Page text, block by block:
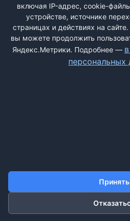
ДОБАВИТЬ
включая IP-адрес, cookie-
устройстве, источнике
страницах и действиях на
вы можете продолжить
Яндекс.Метрики. Подробнее —
персональных
Принять